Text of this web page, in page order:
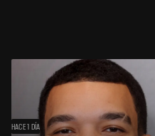
HACE 1 DÍA